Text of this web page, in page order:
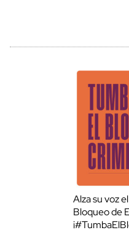
Alza su voz
Bloqueo de